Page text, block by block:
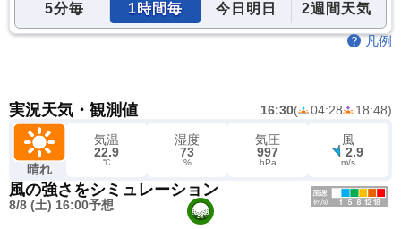
5分毎 1時間毎 今日明日 2週間天気
凡例
実況天気・観測値 16:30( 04:28 18:48)
晴れ
気温
22.9
℃
湿度
73
%
気圧
997
hPa
風
2.9
m/s
風の強さをシミュレーション
8/8 (土) 16:00予想